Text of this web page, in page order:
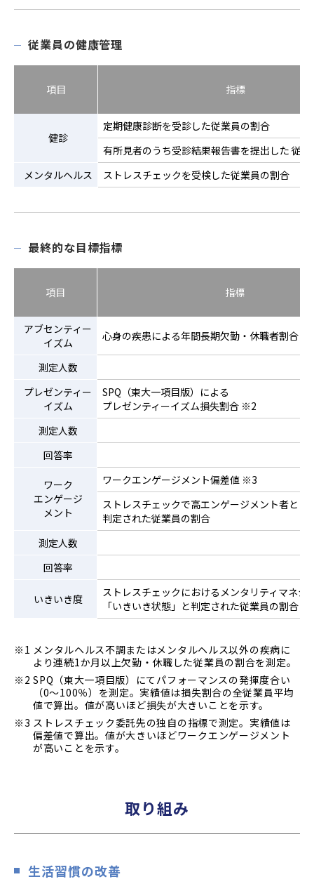
従業員の健康管理
項目 指標
健診
定期健康診断を受診した従業員の割合
有所見者のうち受診結果報告書を提出した 従業
メンタルヘルス
ストレスチェックを受検した従業員の割合
最終的な目標指標
項目 指標
アブセンティー
イズム
心身の疾患による年間長期欠勤・休職者割合
測定人数
プレゼンティー
イズム
SPQ（東大一項目版）による
プレゼンティーイズム損失割合 ※2
測定人数
回答率
ワーク
エンゲージ
メント
ワークエンゲージメント偏差値 ※3
ストレスチェックで高エンゲージメント者と
判定された従業員の割合
測定人数
回答率
いきいき度
ストレスチェックにおけるメンタリティマネジ
「いきいき状態」と判定された従業員の割合
※1 メンタルヘルス不調またはメンタルヘルス以外の疾病に
より連続1か月以上欠勤・休職した従業員の割合を測定。
※2 SPQ（東大一項目版）にてパフォーマンスの発揮度合い
（0～100％）を測定。実績値は損失割合の全従業員平均
値で算出。値が高いほど損失が大きいことを示す。
※3 ストレスチェック委託先の独自の指標で測定。実績値は
偏差値で算出。値が大きいほどワークエンゲージメント
が高いことを示す。
取り組み
生活習慣の改善